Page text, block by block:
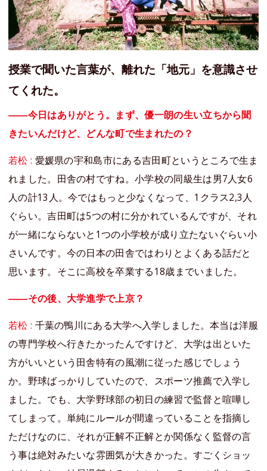
授業で聞いた言葉が、離れた「地元」を意識させ
てくれた。
――今日はありがとう。まず、優一朗の生い立ちから聞
きたいんだけど、どんな町で生まれたの？
若松 : 愛媛県の宇和島市にある吉田町というところで生ま
れました。田舎の村ですね。小学校の同級生は男7人女6
人の計13人。今ではもっと少なくなって、1クラス2,3人
ぐらい。吉田町は5つの村に分かれているんですが、それ
が一緒にならないと1つの小学校が成り立たないぐらい小
さいんです。今の日本の田舎ではわりとよくある話だと
思います。そこに高校を卒業する18歳までいました。
――その後、大学進学で上京？
若松 : 千葉の鴨川にある大学へ入学しました。本当は洋服
の専門学校へ行きたかったんですけど、大学は出といた
方がいいという田舎特有の風潮に従った感じでしょう
か。野球ばっかりしていたので、スポーツ推薦で入学し
ました。でも、大学野球部の初日の練習で監督と喧嘩し
てしまって。単純にルールが間違っていることを指摘し
ただけなのに、それが正解不正解とか関係なく監督の言
う事は絶対みたいな雰囲気が大きかった。すごくショッ